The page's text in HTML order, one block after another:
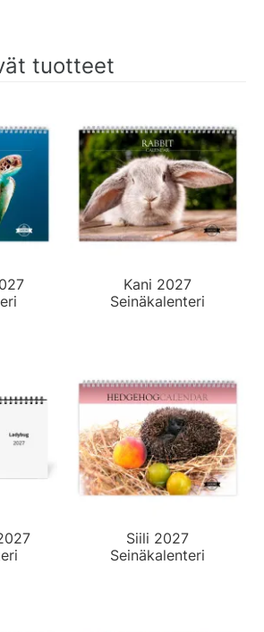
tuotteet
Kani 2027
Seinäkalenteri
Siili 2027
Seinäkalenteri